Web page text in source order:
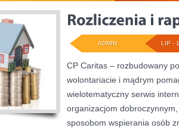
LIP -
ADMIN
CP Caritas – rozbudowany
wolontariacie i mądrym
wielotematyczny serwis
organizacjom
sposobom wspierania osób